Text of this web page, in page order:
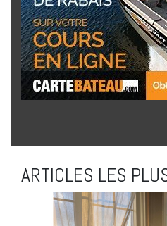
ARTICLES LES